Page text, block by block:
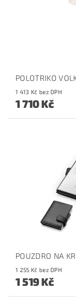
POLOTRIKO
1 413 Kč bez DPH
1 710 Kč
POUZDRO NA
1 255 Kč bez DPH
1 519 Kč